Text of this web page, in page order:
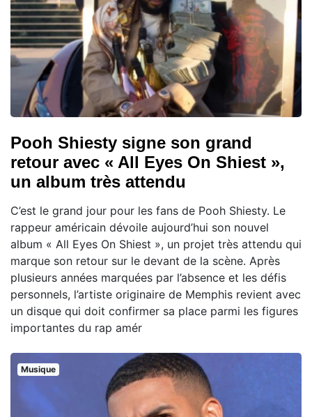
Pooh Shiesty signe son grand
retour avec « All Eyes On Shiest »,
un album très attendu
C’est le grand jour pour les fans de Pooh Shiesty. Le
rappeur américain dévoile aujourd’hui son nouvel
album « All Eyes On Shiest », un projet très attendu qui
marque son retour sur le devant de la scène. Après
plusieurs années marquées par l’absence et les défis
personnels, l’artiste originaire de Memphis revient avec
un disque qui doit confirmer sa place parmi les figures
importantes du rap amér
Musique